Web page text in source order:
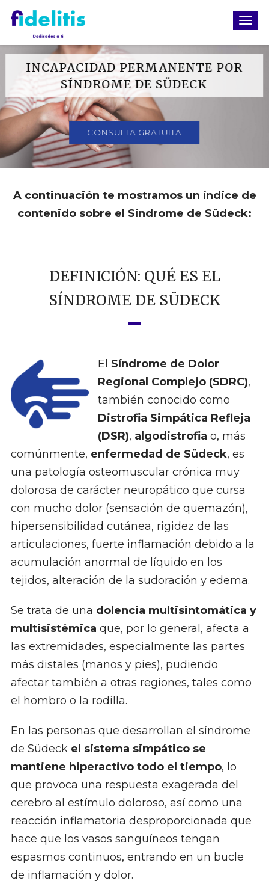
INCAPACIDAD PERMANENTE POR
SÍNDROME DE SÜDECK
CONSULTA GRATUITA
A continuación te mostramos un índice de
contenido sobre el Síndrome de Südeck:
DEFINICIÓN: QUÉ ES EL
SÍNDROME DE SÜDECK
El Síndrome de Dolor
Regional Complejo (SDRC),
también conocido como
Distrofia Simpática Refleja
(DSR), algodistrofia o, más
comúnmente, enfermedad de Südeck, es
una patología osteomuscular crónica muy
dolorosa de carácter neuropático que cursa
con mucho dolor (sensación de quemazón),
hipersensibilidad cutánea, rigidez de las
articulaciones, fuerte inflamación debido a la
acumulación anormal de líquido en los
tejidos, alteración de la sudoración y edema.
Se trata de una dolencia multisintomática y
multisistémica que, por lo general, afecta a
las extremidades, especialmente las partes
más distales (manos y pies), pudiendo
afectar también a otras regiones, tales como
el hombro o la rodilla.
En las personas que desarrollan el síndrome
de Südeck el sistema simpático se
mantiene hiperactivo todo el tiempo, lo
que provoca una respuesta exagerada del
cerebro al estímulo doloroso, así como una
reacción inflamatoria desproporcionada que
hace que los vasos sanguíneos tengan
espasmos continuos, entrando en un bucle
de inflamación y dolor.